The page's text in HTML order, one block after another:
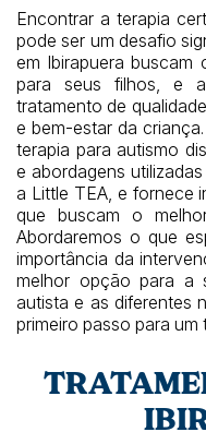
Encontrar a terapia
pode ser um desafio
em Ibirapuera buscam
para seus filhos, e
tratamento de
e bem-estar da
terapia para autismo
e abordagens
a Little TEA, e fornece
que buscam o
Abordaremos o que
importância da
melhor opção para a
autista e as diferentes
primeiro passo para